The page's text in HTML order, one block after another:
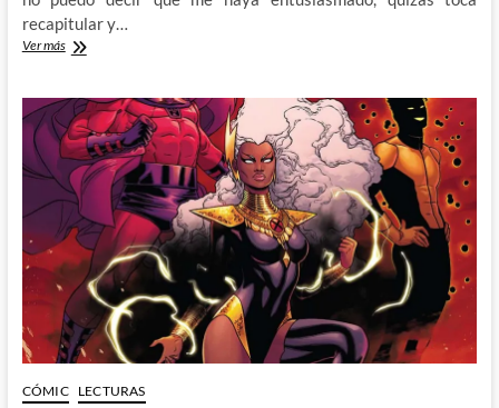
recapitular y…
Ver másCinco
me
gustaron
de
la
Era
de
Krakoa
CÓMIC LECTURAS